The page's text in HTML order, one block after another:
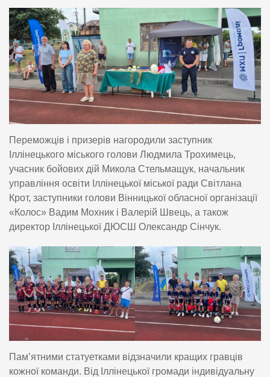
Переможців і призерів нагородили заступник
Іллінецького міського голови Людмила Трохимець,
учасник бойових дій Микола Стельмащук, начальник
управління освіти Іллінецької міської ради Світлана
Крот, заступники голови Вінницької обласної організації
«Колос» Вадим Мохник і Валерій Швець, а також
директор Іллінецької ДЮСШ Олександр Сінчук.
Пам’ятними статуетками відзначили кращих гравців
кожної команди. Від Іллінецької громади індивідуальну